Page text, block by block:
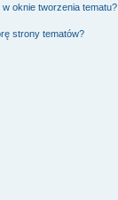
oknie tworzenia tematu?
strony tematów?